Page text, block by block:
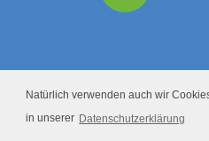
Natürlich verwenden auch wir
in unserer Datenschutzerklärung